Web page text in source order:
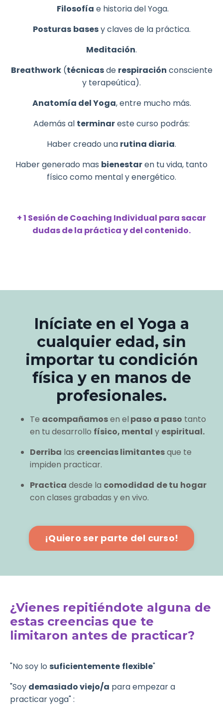
Filosofía e historia del Yoga.
Posturas basesy claves de la práctica.
Meditación.
Breathwork(técnicasde respiración consciente
y terapeútica).
Anatomía del Yoga, entre mucho más.
Además al terminareste curso podrás:
Haber creado una rutina diaria.
Haber generado mas bienestaren tu vida, tanto
físico como mental y energético.
+ 1 Sesión de Coaching Individual para sacar
dudas de la práctica y del contenido.
Iníciate en el Yoga a
cualquier edad, sin
importar tu condición
física y en manos de
profesionales.
Te acompañamosen el paso a paso tanto
en tu desarrollo físico, mental y espiritual.
Derriba las creencias limitantesque te
impiden practicar.
Practica desde la comodidad de tu hogar
con clases grabadas y en vivo.
¡Quiero ser parte del curso!
¿Vienes repitiéndote alguna de
estas creencias que te
limitaron antes de practicar?
"No soy lo suficientemente flexible"
"Soy demasiado viejo/a para empezar a
practicar yoga":